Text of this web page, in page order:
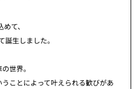
て、
生しました。
世界。
ことによって叶えられる歓びがあ